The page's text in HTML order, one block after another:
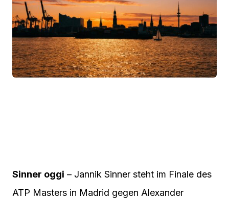
Sinner oggi – Jannik Sinner steht im Finale des
ATP Masters in Madrid gegen Alexander